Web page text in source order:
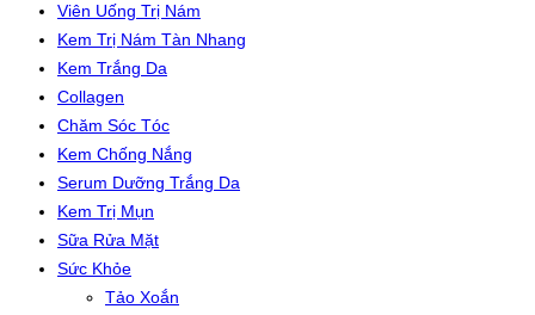
Viên Uống Trị Nám
Kem Trị Nám Tàn Nhang
Kem Trắng Da
Collagen
Chăm Sóc Tóc
Kem Chống Nắng
Serum Dưỡng Trắng Da
Kem Trị Mụn
Sữa Rửa Mặt
Sức Khỏe
Tảo Xoắn